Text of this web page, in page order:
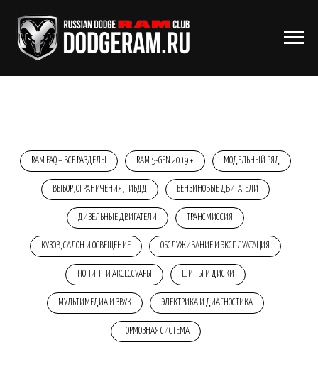
RAM FAQ – ВСЕ РАЗДЕЛЫ RAM 5-GEN 2019+ МОДЕЛЬНЫЙ РЯД
ВЫБОР, ОГРАНИЧЕНИЯ, ГИБДД БЕНЗИНОВЫЕ ДВИГАТЕЛИ
ДИЗЕЛЬНЫЕ ДВИГАТЕЛИ ТРАНСМИССИЯ
КУЗОВ, САЛОН И ОСВЕЩЕНИЕ ОБСЛУЖИВАНИЕ И ЭКСПЛУАТАЦИЯ
ТЮНИНГ И АКСЕССУАРЫ ШИНЫ И ДИСКИ
МУЛЬТИМЕДИА И ЗВУК ЭЛЕКТРИКА И ДИАГНОСТИКА
ТОРМОЗНАЯ СИСТЕМА